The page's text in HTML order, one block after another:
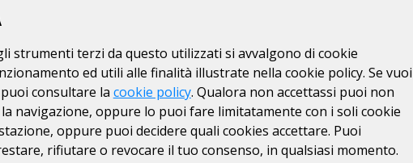
G.S.Castello
Team Bee and Bike Bregnano
Team Santini
UNIONE SPORTIVA BORMIESE, Sondrio (SO)
ASD Passolento Rovellasca
strumenti terzi da questo utilizzati si avvalgono di cookie
ed utili alle finalità illustrate nella cookie policy. Se vuoi
consultare la cookie policy. Qualora non accettassi puoi non
navigazione, oppure lo puoi fare limitatamente con i soli cookie
oppure puoi decidere quali cookies accettare. Puoi
rifiutare o revocare il tuo consenso, in qualsiasi momento.